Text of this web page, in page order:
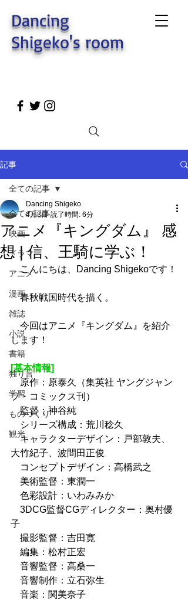
Dancing
Shigeko's room
記事
全ての記事
映画
ドラマ
アニメ
漫画
雑誌
小説
書籍
独り言
学習
ものづくり
観光
全ての記事
アニメ『キングダム』 感
想 | 信、王騎に学ぶ！
Dancing Shigeko
4月3日 読了時間: 6分
こんにちは、Dancing Shigekoです！
春秋戦国時代を描く。
今回はアニメ『キングダム』を紹介
します！
[基本情報]
原作：原泰久（集英社 ヤングジャン
プ・コミックス刊）
監督：神谷純
シリーズ構成：荒川稔久
キャラクターデザイン：戸部敦夫、
大竹紀子、波間田正俊
コンセプトデザイン：高橋武之
美術監督：東潤一
色彩設計：いわみみか
3DCG監督CGディレクター：奥村優
子
撮影監督：吉田寛
編集：松村正宏
音響監督：高桑一
音響制作：立石弥生
音楽：関美奈子